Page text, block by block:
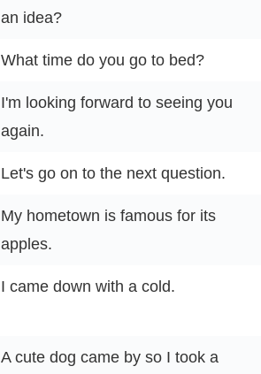
an idea?
What time do you go to bed?
I'm looking forward to seeing you
again.
Let's go on to the next question.
My hometown is famous for its
apples.
I came down with a cold.
A cute dog came by so I took a